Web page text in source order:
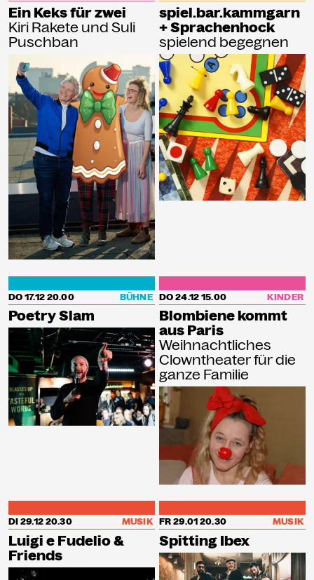
Ein Keks für zwei
Kiri Rakete und Suli
Puschban
spiel.bar.kammgarn
+ Sprachenhock
spielend begegnen
DO 17.1220.00 BÜHNE
Poetry Slam
DO 24.1215.00 KINDER
Blombiene kommt
aus Paris
Weihnachtliches
Clowntheater für die
ganze Familie
DI 29.1220.30 MUSIK
Luigi e Fudelio &
Friends
FR 29.0120.30 MUSIK
Spitting Ibex